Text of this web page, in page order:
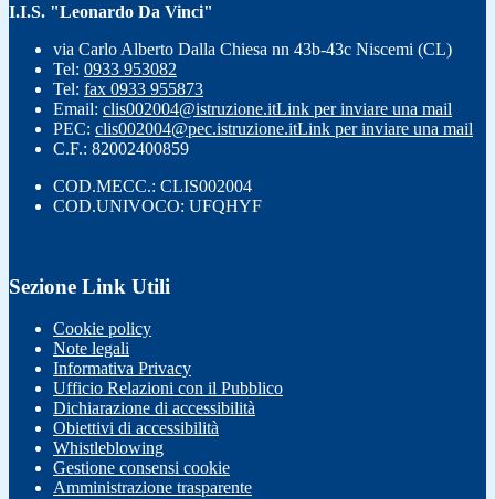
I.I.S. "Leonardo Da Vinci"
via Carlo Alberto Dalla Chiesa nn 43b-43c Niscemi (CL)
Tel: 0933 953082
Tel: fax 0933 955873
Email: clis002004@istruzione.itLink per inviare una mail
PEC: clis002004@pec.istruzione.itLink per inviare una mail
C.F.: 82002400859
COD.MECC.: CLIS002004
COD.UNIVOCO: UFQHYF
Sezione Link Utili
Cookie policy
Note legali
Informativa Privacy
Ufficio Relazioni con il Pubblico
Dichiarazione di accessibilità
Obiettivi di accessibilità
Whistleblowing
Gestione consensi cookie
Amministrazione trasparente